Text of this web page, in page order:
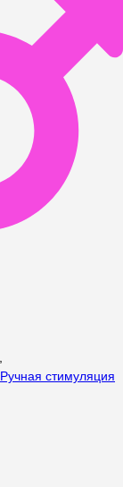
Ручная стимуляция